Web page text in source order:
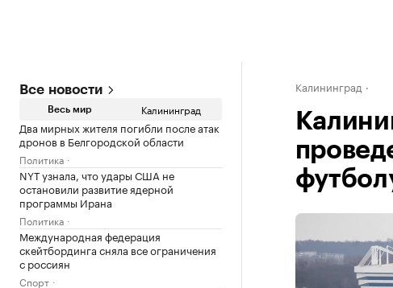
Все новости
Весь мир Калининград
Два мирных жителя погибли после атак
дронов в Белгородской области
Политика
NYT узнала, что удары США не
остановили развитие ядерной
программы Ирана
Политика
Международная федерация
скейтбординга сняла все ограничения
с россиян
Спорт
Калининград